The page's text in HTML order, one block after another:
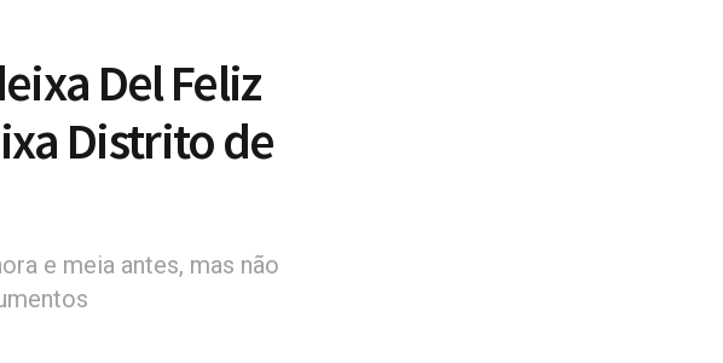
Del Feliz
Distrito de
e meia antes, mas não